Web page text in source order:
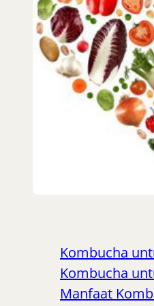
Kombucha
Kombucha
Manfaat